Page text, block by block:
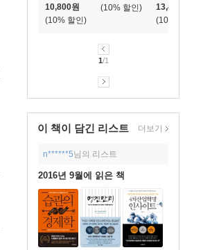
10%
10,800원 10%
10
13,410
1/1
이 책이 담긴 리스트 더보기
n******5님의 리스트
2016년 9월에 읽은 책